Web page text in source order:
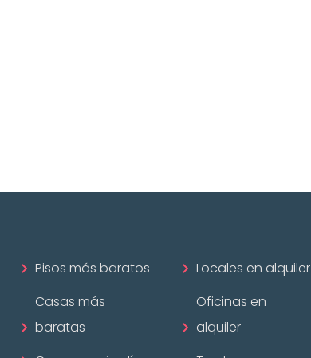
Pisos más baratos
Casas más
baratas
Locales en alquiler
Oficinas en
alquiler